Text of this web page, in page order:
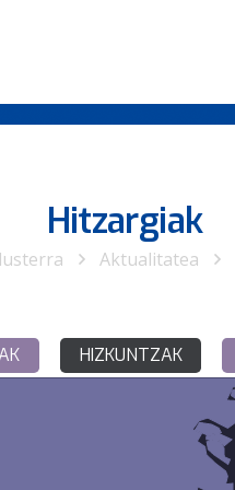
Hitzargiak
Aktualitatea
HIZKUNTZAK